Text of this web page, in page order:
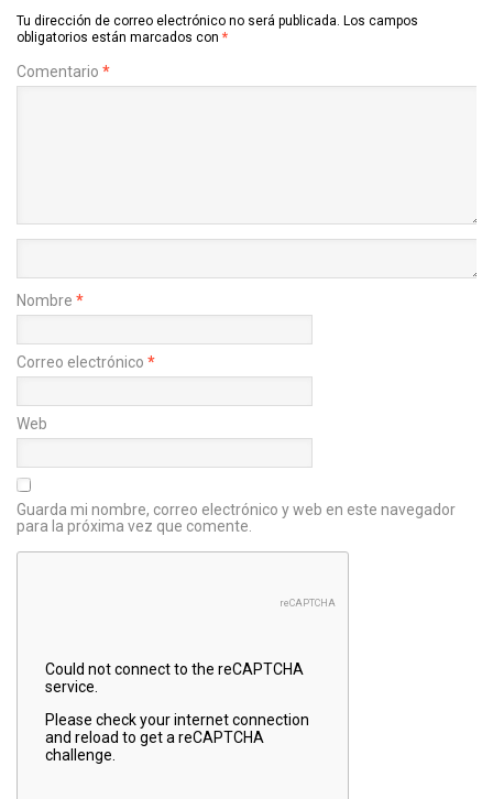
Tu dirección de correo electrónico no será publicada. Los campos
obligatorios están marcados con *
Comentario *
Nombre *
Correo electrónico *
Web
Guarda mi nombre, correo electrónico y web en este navegador
para la próxima vez que comente.